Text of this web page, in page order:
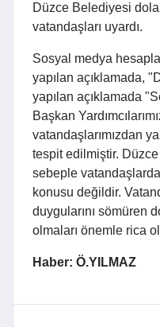
Düzce Belediyesi
vatandaşları uyardı.
Sosyal medya
yapılan açıklamada,
yapılan açıklamada
Başkan
vatandaşlarımızdan
tespit edilmiştir.
sebeple
konusu değildir.
duygularını sömüren
olmaları önemle rica
Haber: Ö.YILMAZ